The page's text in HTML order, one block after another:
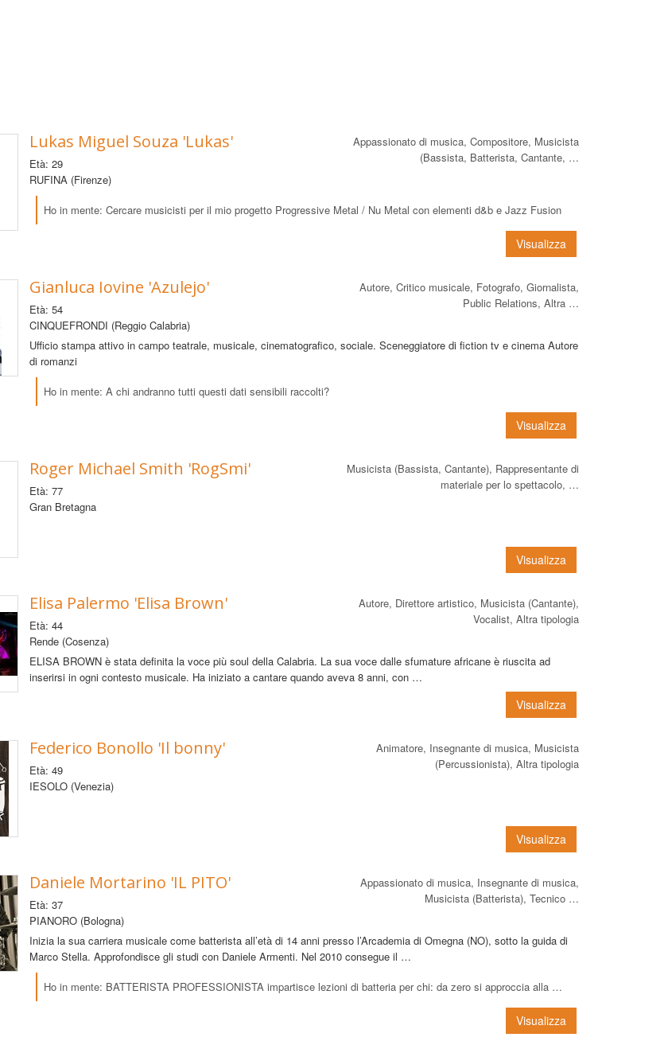
Appassionato di musica, Compositore, Musicista
(Bassista, Batterista, Cantante, …
Lukas Miguel Souza 'Lukas'
Età: 29
RUFINA (Firenze)
Ho in mente: Cercare musicisti per il mio progetto Progressive Metal / Nu Metal con elementi d&b e Jazz Fusion
Visualizza
Autore, Critico musicale, Fotografo, Giornalista,
Public Relations, Altra …
Gianluca Iovine 'Azulejo'
Età: 54
CINQUEFRONDI (Reggio Calabria)
Ufficio stampa attivo in campo teatrale, musicale, cinematografico, sociale. Sceneggiatore di fiction tv e cinema Autore
di romanzi
Ho in mente: A chi andranno tutti questi dati sensibili raccolti?
Visualizza
Musicista (Bassista, Cantante), Rappresentante di
materiale per lo spettacolo, …
Roger Michael Smith 'RogSmi'
Età: 77
Gran Bretagna
Visualizza
Autore, Direttore artistico, Musicista (Cantante),
Vocalist, Altra tipologia
Elisa Palermo 'Elisa Brown'
Età: 44
Rende (Cosenza)
ELISA BROWN è stata definita la voce più soul della Calabria. La sua voce dalle sfumature africane è riuscita ad
inserirsi in ogni contesto musicale. Ha iniziato a cantare quando aveva 8 anni, con …
Visualizza
Animatore, Insegnante di musica, Musicista
(Percussionista), Altra tipologia
Federico Bonollo 'Il bonny'
Età: 49
IESOLO (Venezia)
Visualizza
Appassionato di musica, Insegnante di musica,
Musicista (Batterista), Tecnico …
Daniele Mortarino 'IL PITO'
Età: 37
PIANORO (Bologna)
Inizia la sua carriera musicale come batterista all’età di 14 anni presso l’Arcademia di Omegna (NO), sotto la guida di
Marco Stella. Approfondisce gli studi con Daniele Armenti. Nel 2010 consegue il …
Ho in mente: BATTERISTA PROFESSIONISTA impartisce lezioni di batteria per chi: da zero si approccia alla …
Visualizza